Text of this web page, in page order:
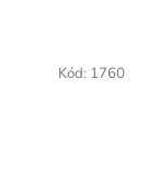
Kód: 1760